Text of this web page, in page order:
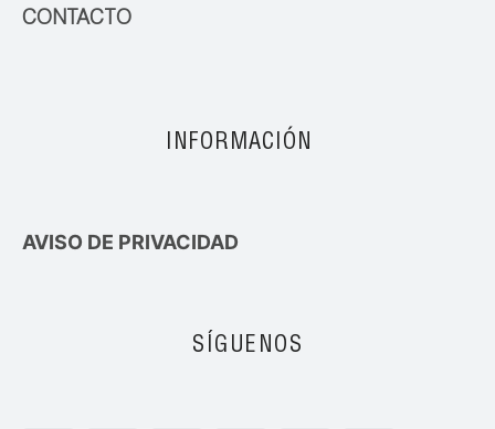
CONTACTO
INFORMACIÓN
AVISO DE PRIVACIDAD
SÍGUENOS